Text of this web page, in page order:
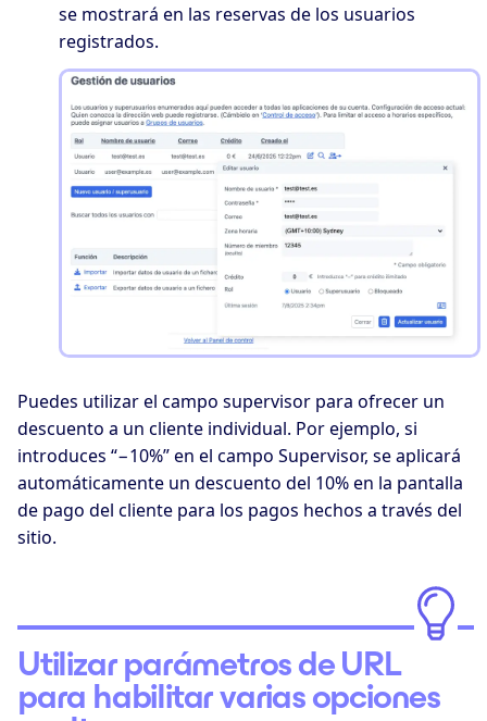
se mostrará en las reservas de los usuarios
registrados.
Puedes utilizar el campo supervisor para ofrecer un
descuento a un cliente individual. Por ejemplo, si
introduces “−10%” en el campo Supervisor, se aplicará
automáticamente un descuento del 10% en la pantalla
de pago del cliente para los pagos hechos a través del
sitio.
Utilizar parámetros de URL
para habilitar varias opciones